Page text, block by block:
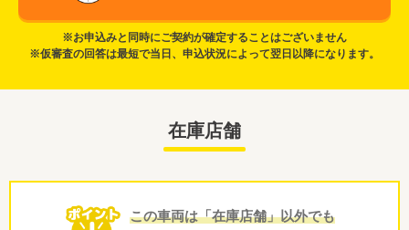
※お申込みと同時にご契約が確定することはございません
※仮審査の回答は最短で当日、申込状況によって翌日以降になります。
在庫店舗
この車両は「在庫店舗」以外でも